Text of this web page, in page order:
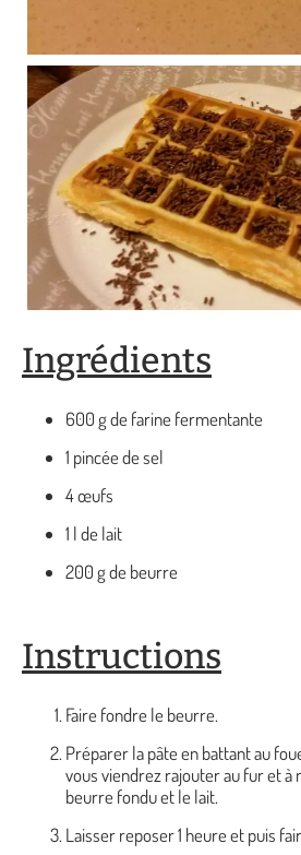
Ingrédients
600 g de farine fermentante
1 pincée de sel
4 œufs
1 l de lait
200 g de beurre
Instructions
Faire fondre le beurre.
Préparer la pâte en battant au
vous viendrez rajouter au fur et
beurre fondu et le lait.
Laisser reposer 1 heure et puis